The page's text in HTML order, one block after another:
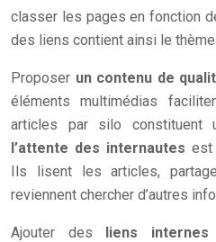
classer les pages en fonction
des liens contient ainsi le
Proposer un contenu de
éléments multimédias
articles par silo constituent
l’attente des internautes est
Ils lisent les articles,
reviennent chercher d’autres
Ajouter des liens internes